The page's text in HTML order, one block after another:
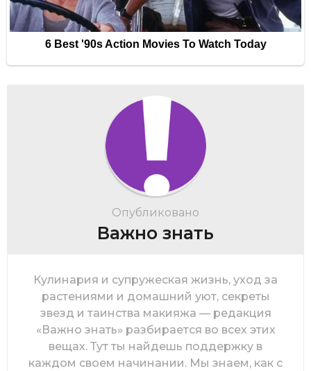
Опубликовано
Важно знать
Кулинария и супружеская жизнь, уход за
растениями и домашний уют, секреты
звезд и таинства макияжа — редакция
«Важно знать» разбирается во всех этих
вещах. Тут ты найдешь поддержку в
каждом своем начинании. Мы знаем, как с